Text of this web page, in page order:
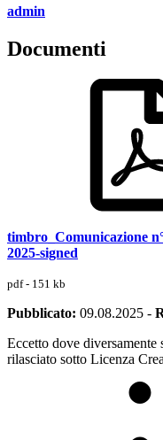
admin
Documenti
timbro_Comunicazione
2025-signed
pdf - 151 kb
Pubblicato: 09.08.2025 -
Eccetto dove diversamente
rilasciato sotto Licenza